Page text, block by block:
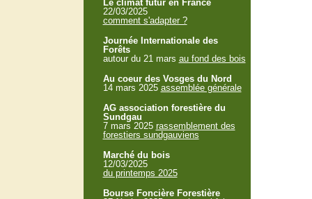
Le climat futur en France
22/03/2025
comment s'adapter ?
Journée Internationale des
Forêts
autour du 21 mars au fond des bois
Au coeur des Vosges du Nord
14 mars 2025 assemblée générale
AG association forestière du
Sundgau
7 mars 2025 rassemblement des
forestiers sundgauviens
Marché du bois
12/03/2025
du printemps 2025
Bourse Foncière Forestière